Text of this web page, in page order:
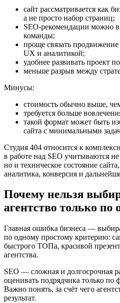
сайт рассматривается как
а не просто набор страниц;
SEO-рекомендации можно
команды;
проще связать продвижение
UX и аналитикой;
удобнее развивать проект
меньше разрыв между
Минусы:
стоимость обычно выше,
требуется больше
такой формат может быть
сайта с минимальными
Студия 404 относится к
в работе над SEO учитываются
но и техническое состояние
аналитика, конверсия и
Почему нельзя
агентство только по
Главная ошибка бизнеса —
по одному простому критерию:
быстрого ТОПа, красивой
агентства.
SEO — сложная и долгосрочная
оценивать подрядчика только
Важно понять, за счёт чего
результат.